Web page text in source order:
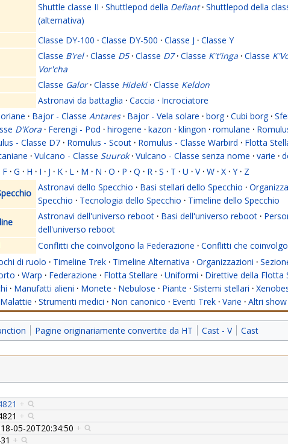
Shuttle classe II · Shuttlepod della Defiant · Shuttlepod della
(alternativa)
Classe DY-100 · Classe DY-500 · Classe J · Classe Y
Classe B'rel · Classe D5 · Classe D7 · Classe K't'inga · Classe
Vor'cha
Classe Galor · Classe Hideki · Classe Keldon
Astronavi da battaglia · Caccia · Incrociatore
· Bajor - Classe Antares · Bajor - Vela solare · borg · Cubi borg ·
D'Kora · Ferengi - Pod · hirogene · kazon · klingon · romulane ·
- Classe D7 · Romulus - Scout · Romulus - Classe Warbird · Flotta
· Vulcano - Classe Suurok · Vulcano - Classe senza nome · varie ·
F · G · H · I · J · K · L · M · N · O · P · Q · R · S · T · U · V · W · X · Y · Z
Astronavi dello Specchio · Basi stellari dello Specchio ·
Specchio · Tecnologia dello Specchio · Timeline dello Specchio
Astronavi dell'universo reboot · Basi dell'universo reboot ·
dell'universo reboot
Conflitti che coinvolgono la Federazione · Conflitti che
di ruolo · Timeline Trek · Timeline Alternativa · Organizzazioni ·
· Warp · Federazione · Flotta Stellare · Uniformi · Direttive della Flotta
· Manufatti alieni · Monete · Nebulose · Piante · Sistemi stellari ·
Malattie · Strumenti medici · Non canonico · Eventi Trek · Varie · Altri show
Pagine originariamente convertite da HT Cast - V Cast
+
+
05-20T20:34:50 +
+